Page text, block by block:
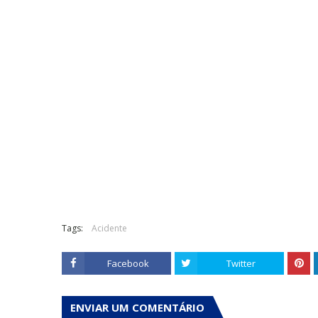
Tags: Acidente
Facebook Twitter
ENVIAR UM COMENTÁRIO